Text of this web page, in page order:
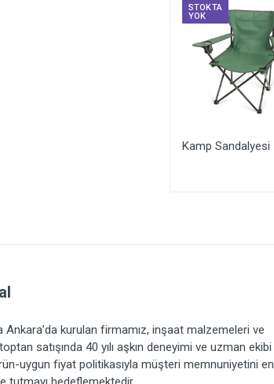
STOKTA
YOK
Kamp Sandalyesi
Ankara’da kurulan firmamız, inşaat malzemeleri ve
satışında 40 yılı aşkın deneyimi ve uzman ekibi
uygun fiyat politikasıyla müşteri memnuniyetini en